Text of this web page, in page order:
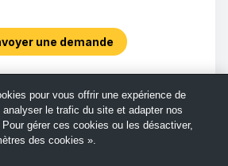
une demande
pour vous offrir une expérience de
le trafic du site et adapter nos
gérer ces cookies ou les désactiver,
des cookies ».